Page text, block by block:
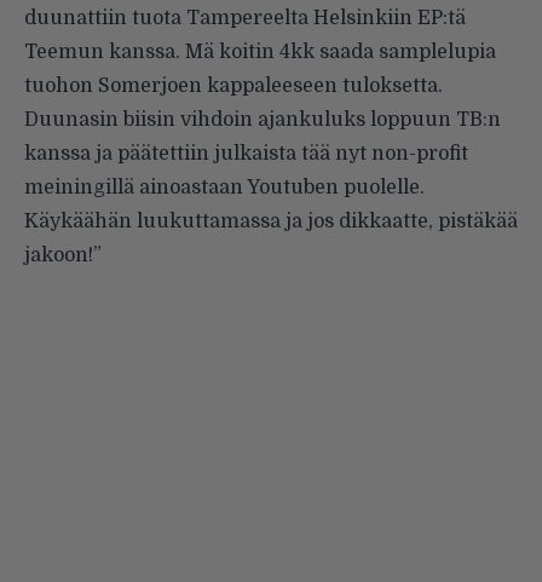
duunattiin tuota Tampereelta Helsinkiin EP:tä
Teemun kanssa. Mä koitin 4kk saada samplelupia
tuohon Somerjoen kappaleeseen tuloksetta.
Duunasin biisin vihdoin ajankuluks loppuun TB:n
kanssa ja päätettiin julkaista tää nyt non-profit
meiningillä ainoastaan Youtuben puolelle.
Käykäähän luukuttamassa ja jos dikkaatte, pistäkää
jakoon!”